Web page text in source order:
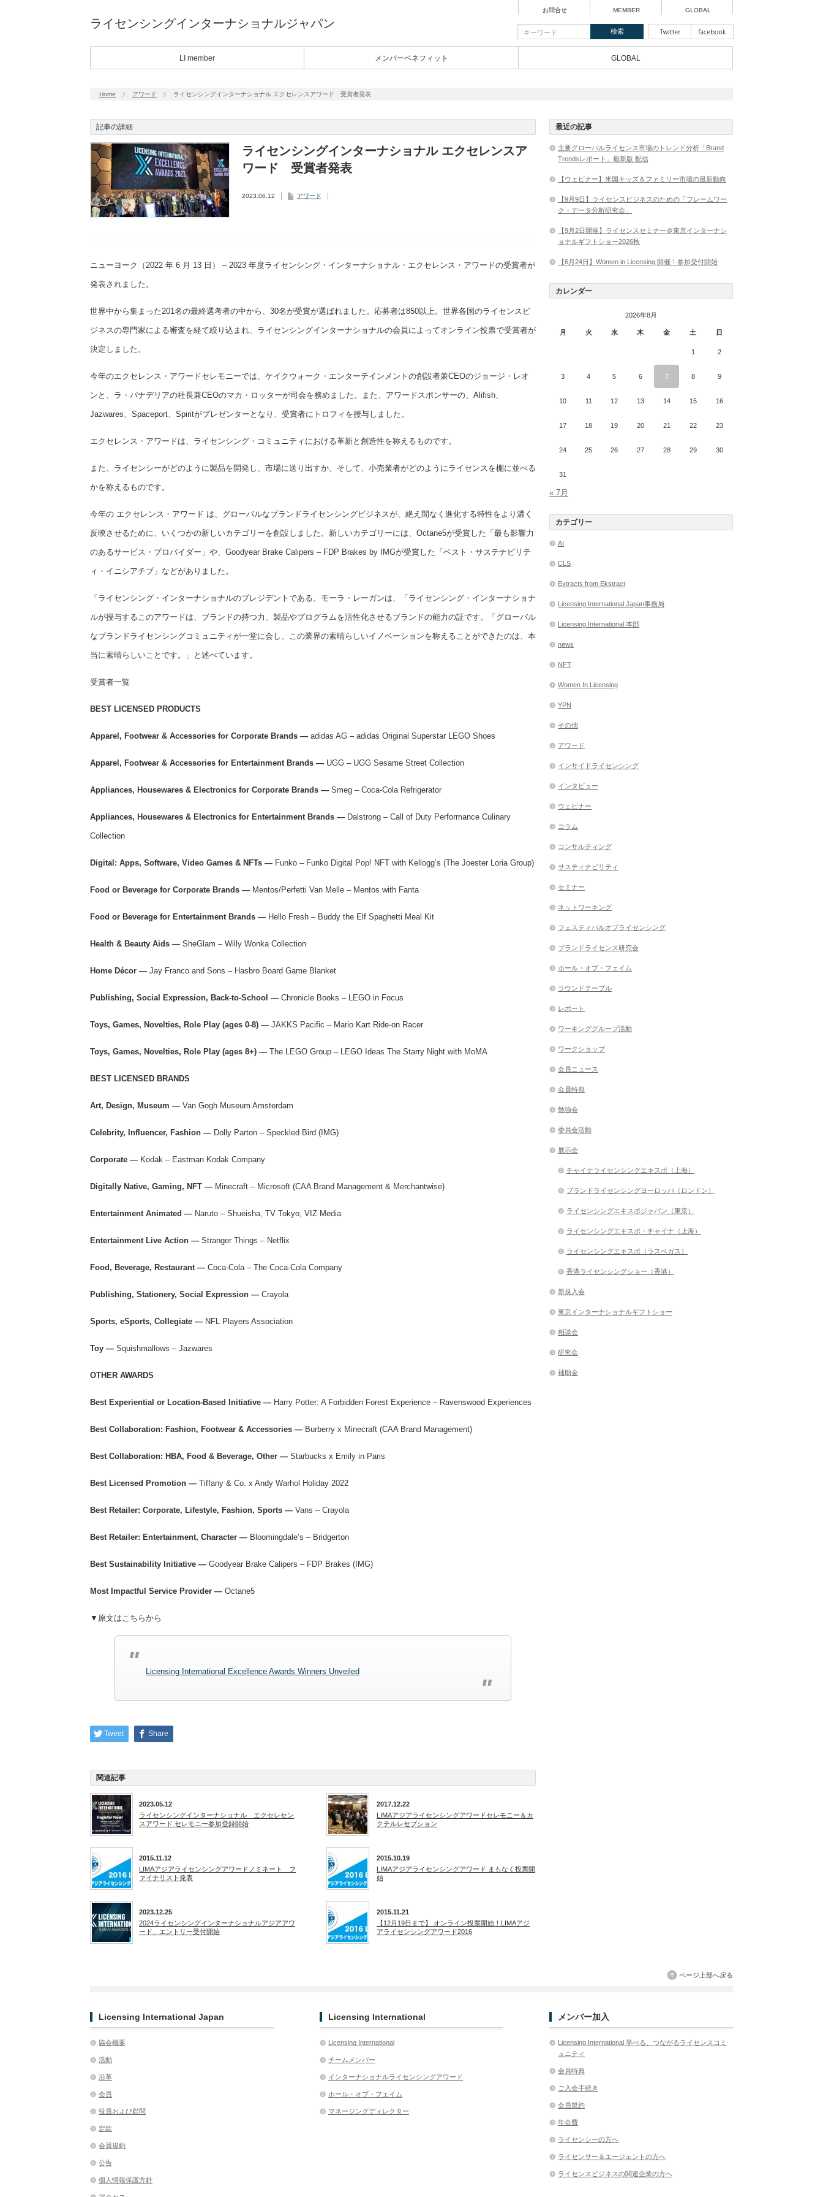
ライセンシングインターナショナルジャパン
お問合せ MEMBER GLOBAL
LI member メンバーベネフィット GLOBAL
Home アワード ライセンシングインターナショナル エクセレンスアワード 受賞者発表
記事の詳細
ライセンシングインターナショナル エクセレンスア
ワード 受賞者発表
2023.06.12 アワード
ニューヨーク（2022 年 6 月 13 日） – 2023 年度ライセンシング・インターナショナル・エクセレンス・アワードの受賞者が
発表されました。
世界中から集まった201名の最終選考者の中から、30名が受賞が選ばれました。応募者は850以上。世界各国のライセンスビ
ジネスの専門家による審査を経て絞り込まれ、ライセンシングインターナショナルの会員によってオンライン投票で受賞者が
決定しました。
今年のエクセレンス・アワードセレモニーでは、ケイクウォーク・エンターテインメントの創設者兼CEOのジョージ・レオ
ンと、ラ・パナデリアの社長兼CEOのマカ・ロッターが司会を務めました。また、アワードスポンサーの、Alifish、
Jazwares、Spaceport、Spiritがプレゼンターとなり、受賞者にトロフィを授与しました。
エクセレンス・アワードは、ライセンシング・コミュニティにおける革新と創造性を称えるものです。
また、ライセンシーがどのように製品を開発し、市場に送り出すか、そして、小売業者がどのようにライセンスを棚に並べる
かを称えるものです。
今年の エクセレンス・アワード は、グローバルなブランドライセンシングビジネスが、絶え間なく進化する特性をより濃く
反映させるために、いくつかの新しいカテゴリーを創設しました。新しいカテゴリーには、Octane5が受賞した「最も影響力
のあるサービス・プロバイダー」や、Goodyear Brake Calipers – FDP Brakes by IMGが受賞した「ベスト・サステナビリテ
ィ・イニシアチブ」などがありました。
「ライセンシング・インターナショナルのプレジデントである、モーラ・レーガンは、「ライセンシング・インターナショナ
ルが授与するこのアワードは、ブランドの持つ力、製品やプログラムを活性化させるブランドの能力の証です。「グローバル
なブランドライセンシングコミュニティが一堂に会し、この業界の素晴らしいイノベーションを称えることができたのは、本
当に素晴らしいことです。」と述べています。
受賞者一覧
BEST LICENSED PRODUCTS
Apparel, Footwear & Accessories for Corporate Brands — adidas AG – adidas Original Superstar LEGO Shoes
Apparel, Footwear & Accessories for Entertainment Brands — UGG – UGG Sesame Street Collection
Appliances, Housewares & Electronics for Corporate Brands — Smeg – Coca-Cola Refrigerator
Appliances, Housewares & Electronics for Entertainment Brands — Dalstrong – Call of Duty Performance Culinary
Collection
Digital: Apps, Software, Video Games & NFTs — Funko – Funko Digital Pop! NFT with Kellogg’s (The Joester Loria Group)
Food or Beverage for Corporate Brands — Mentos/Perfetti Van Melle – Mentos with Fanta
Food or Beverage for Entertainment Brands — Hello Fresh – Buddy the Elf Spaghetti Meal Kit
Health & Beauty Aids — SheGlam – Willy Wonka Collection
Home Décor — Jay Franco and Sons – Hasbro Board Game Blanket
Publishing, Social Expression, Back-to-School — Chronicle Books – LEGO in Focus
Toys, Games, Novelties, Role Play (ages 0-8) — JAKKS Pacific – Mario Kart Ride-on Racer
Toys, Games, Novelties, Role Play (ages 8+) — The LEGO Group – LEGO Ideas The Starry Night with MoMA
BEST LICENSED BRANDS
Art, Design, Museum — Van Gogh Museum Amsterdam
Celebrity, Influencer, Fashion — Dolly Parton – Speckled Bird (IMG)
Corporate — Kodak – Eastman Kodak Company
Digitally Native, Gaming, NFT — Minecraft – Microsoft (CAA Brand Management & Merchantwise)
Entertainment Animated — Naruto – Shueisha, TV Tokyo, VIZ Media
Entertainment Live Action — Stranger Things – Netflix
Food, Beverage, Restaurant — Coca-Cola – The Coca-Cola Company
Publishing, Stationery, Social Expression — Crayola
Sports, eSports, Collegiate — NFL Players Association
Toy — Squishmallows – Jazwares
OTHER AWARDS
Best Experiential or Location-Based Initiative — Harry Potter: A Forbidden Forest Experience – Ravenswood Experiences
Best Collaboration: Fashion, Footwear & Accessories — Burberry x Minecraft (CAA Brand Management)
Best Collaboration: HBA, Food & Beverage, Other — Starbucks x Emily in Paris
Best Licensed Promotion — Tiffany & Co. x Andy Warhol Holiday 2022
Best Retailer: Corporate, Lifestyle, Fashion, Sports — Vans – Crayola
Best Retailer: Entertainment, Character — Bloomingdale’s – Bridgerton
Best Sustainability Initiative — Goodyear Brake Calipers – FDP Brakes (IMG)
Most Impactful Service Provider — Octane5
▼原文はこちらから
Licensing International Excellence Awards Winners Unveiled
Tweet Share
関連記事
2023.05.12
ライセンシングインターナショナル エクセレセン
スアワード セレモニー参加登録開始
2017.12.22
LIMAアジアライセンシングアワードセレモニー＆カ
クテルレセプション
2015.11.12
LIMAアジアライセンシングアワードノミネート フ
ァイナリスト発表
2015.10.19
LIMAアジアライセンシングアワード まもなく投票開
始
2023.12.25
2024ライセンシングインターナショナルアジアアワ
ード、エントリー受付開始
2015.11.21
【12月19日まで】 オンライン投票開始！LIMAアジ
アライセンシングアワード2016
最近の記事
主要グローバルライセンス市場のトレンド分析「Brand
Trendsレポート」最新版 配信
【ウェビナー】米国キッズ＆ファミリー市場の最新動向
【9月9日】ライセンスビジネスのための「フレームワー
ク・データ分析研究会」
【9月2日開催】ライセンスセミナー＠東京インターナシ
ョナルギフトショー2026秋
【6月24日】Women in Licensing 開催！参加受付開始
カレンダー
2026年8月
月 火 水 木 金 土 日
1 2
3 4 5 6 7 8 9
10 11 12 13 14 15 16
17 18 19 20 21 22 23
24 25 26 27 28 29 30
31
« 7月
カテゴリー
AI
CLS
Extracts from Ekstract
Licensing International Japan事務局
Licensing International 本部
news
NFT
Women In Licensing
YPN
その他
アワード
インサイドライセンシング
インタビュー
ウェビナー
コラム
コンサルティング
サスティナビリティ
セミナー
ネットワーキング
フェスティバルオブライセンシング
ブランドライセンス研究会
ホール・オブ・フェイム
ラウンドテーブル
レポート
ワーキンググループ活動
ワークショップ
会員ニュース
会員特典
勉強会
委員会活動
展示会
チャイナライセンシングエキスポ（上海）
ブランドライセンシングヨーロッパ（ロンドン）
ライセンシングエキスポジャパン（東京）
ライセンシングエキスポ・チャイナ（上海）
ライセンシングエキスポ（ラスベガス）
香港ライセンシングショー（香港）
新規入会
東京インターナショナルギフトショー
相談会
研究会
補助金
ページ上部へ戻る
Licensing International Japan
協会概要
活動
沿革
会員
役員および顧問
定款
会員規約
公告
個人情報保護方針
Licensing International
Licensing International
チームメンバー
インターナショナルライセンシングアワード
ホール・オブ・フェイム
マネージングディレクター
メンバー加入
Licensing International 学べる、つながるライセンスコミ
ュニティ
会員特典
ご入会手続き
会員規約
年会費
ライセンシーの方へ
ライセンサー＆エージェントの方へ
ライセンスビジネスの関連企業の方へ